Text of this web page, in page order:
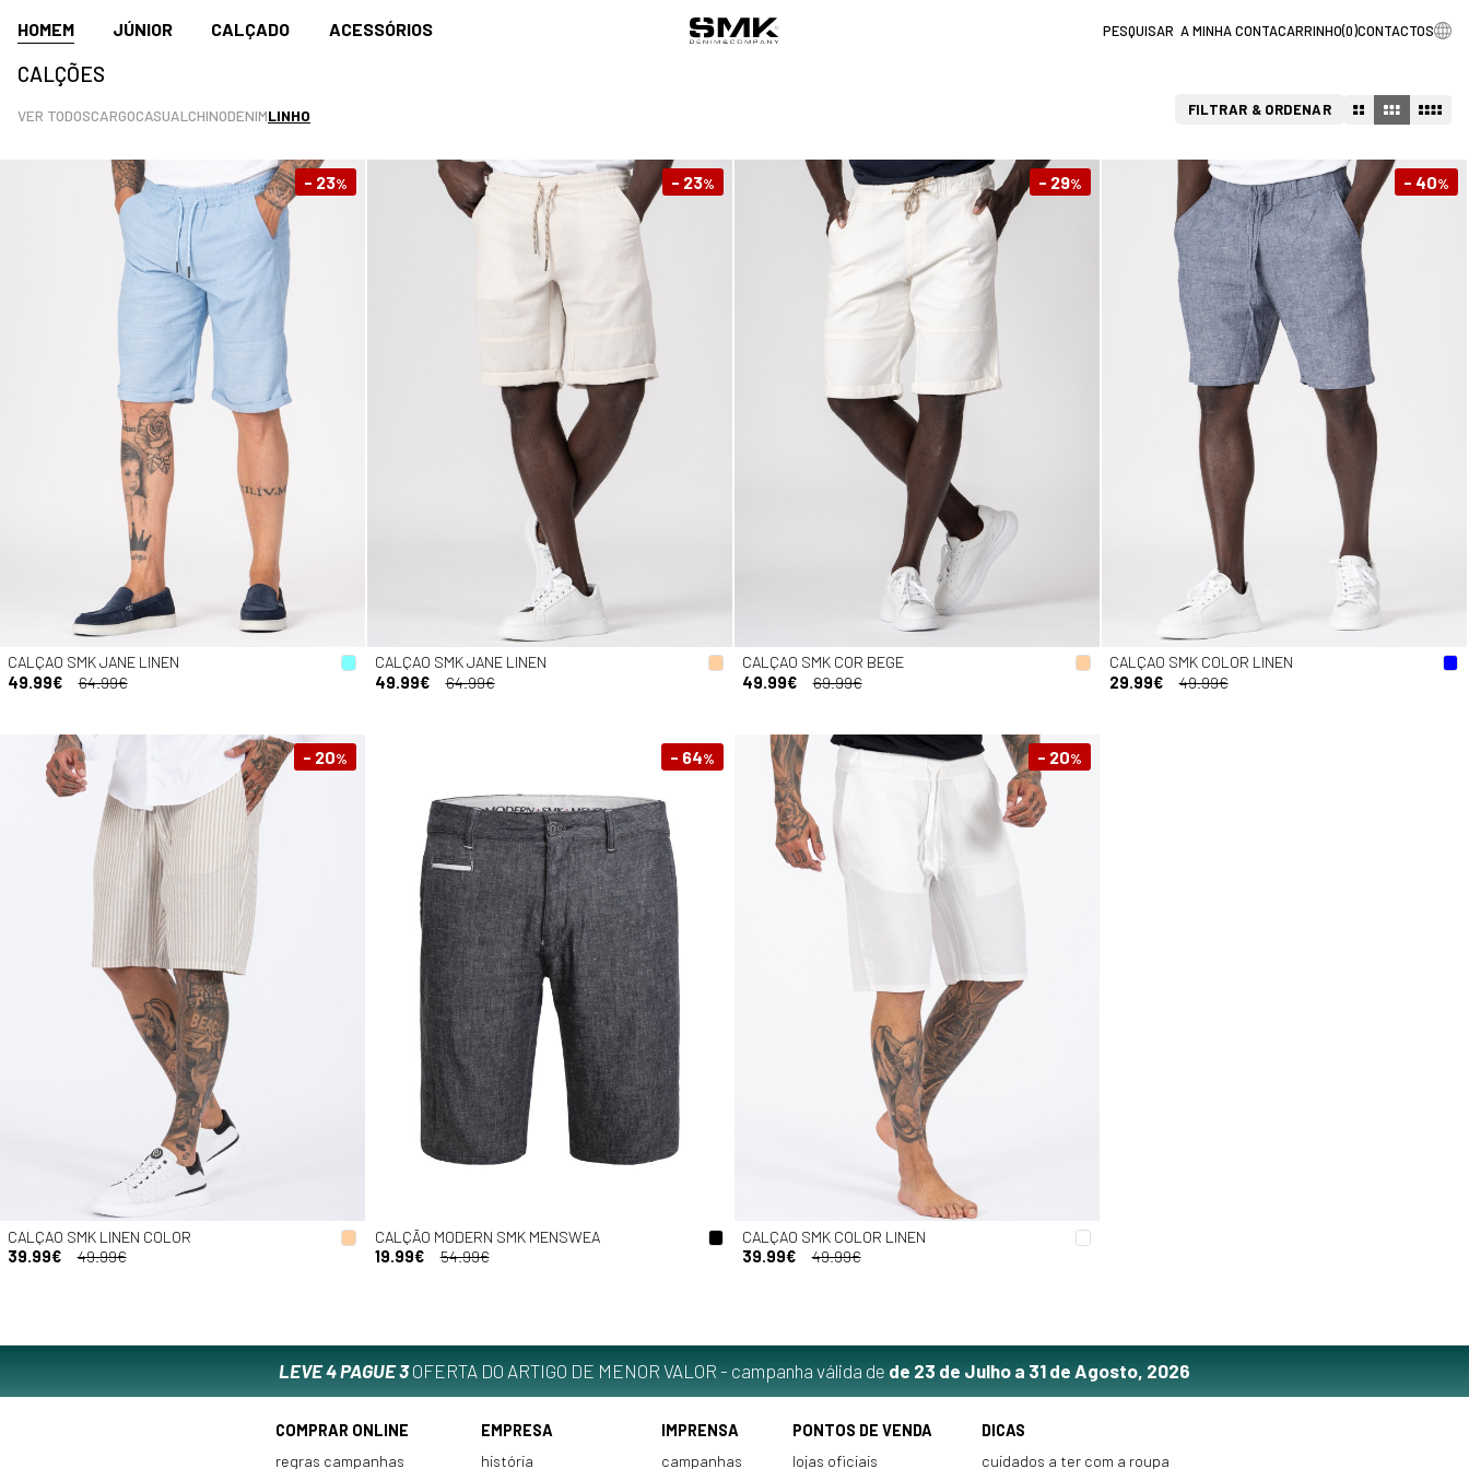
HOMEM JÚNIOR CALÇADO ACESSÓRIOS A MINHA CONTACARRINHO(0)CONTACTOS
CALÇÕES
VER TODOSCARGOCASUAL CHINODENIMLINHO FILTRAR & ORDENAR
- 23%
CALÇAO SMK JANE LINEN
49.99€
64.99€
- 23%
CALÇAO SMK JANE LINEN
49.99€
64.99€
- 29%
CALÇAO SMK COR BEGE
49.99€
69.99€
- 40%
CALÇAO SMK COLOR LINEN
29.99€
49.99€
- 20%
CALÇAO SMK LINEN COLOR
39.99€
49.99€
- 64%
CALÇÃO MODERN SMK MENSWEA
19.99€
54.99€
- 20%
CALÇAO SMK COLOR LINEN
39.99€
49.99€
LEVE 4 PAGUE 3OFERTA DO ARTIGO DE MENOR VALOR - campanha válida de de 23 de Julho a 31 de Agosto, 2026
COMPRAR ONLINE
regras campanhas
EMPRESA
história
IMPRENSA
campanhas
PONTOS DE VENDA
lojas oficiais
DICAS
cuidados a ter com a roupa